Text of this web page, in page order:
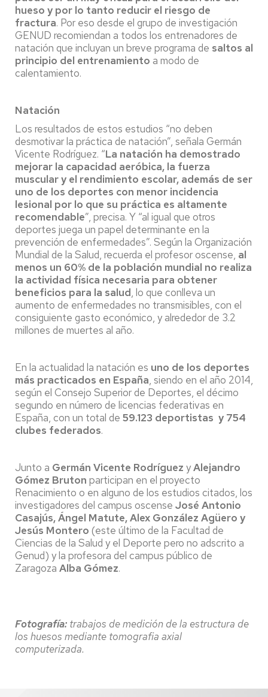
hueso y por lo tanto reducir el riesgo de
fractura. Por eso desde el grupo de investigación
GENUD recomiendan a todos los entrenadores de
natación que incluyan un breve programa de saltos al
principio del entrenamiento a modo de
calentamiento.
Natación
Los resultados de estos estudios “no deben
desmotivar la práctica de natación”, señala Germán
Vicente Rodríguez. “La natación ha demostrado
mejorar la capacidad aeróbica, la fuerza
muscular y el rendimiento escolar, además de ser
uno de los deportes con menor incidencia
lesional por lo que su práctica es altamente
recomendable”, precisa. Y “al igual que otros
deportes juega un papel determinante en la
prevención de enfermedades”. Según la Organización
Mundial de la Salud, recuerda el profesor oscense, al
menos un 60% de la población mundial no realiza
la actividad física necesaria para obtener
beneficios para la salud, lo que conlleva un
aumento de enfermedades no transmisibles, con el
consiguiente gasto económico, y alrededor de 3.2
millones de muertes al año.
En la actualidad la natación es uno de los deportes
más practicados en España, siendo en el año 2014,
según el Consejo Superior de Deportes, el décimo
segundo en número de licencias federativas en
España, con un total de 59.123 deportistas y 754
clubes federados.
Junto a Germán Vicente Rodríguez yAlejandro
Gómez Bruton participan en el proyecto
Renacimiento o en alguno de los estudios citados, los
investigadores del campus oscense José Antonio
Casajús, Ángel Matute, Alex González Agüero y
Jesús Montero (este último de la Facultad de
Ciencias de la Salud y el Deporte pero no adscrito a
Genud) y la profesora del campus público de
Zaragoza Alba Gómez.
Fotografía: trabajos de medición de la estructura de
los huesos mediante tomografia axial
computerizada.